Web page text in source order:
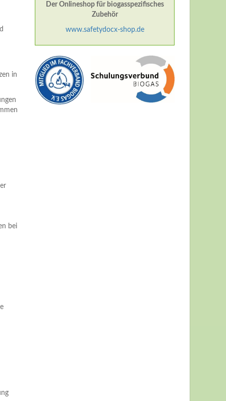
in
bei
Der Onlineshop für biogasspezifisches
Zubehör
www.safetydocx-shop.de